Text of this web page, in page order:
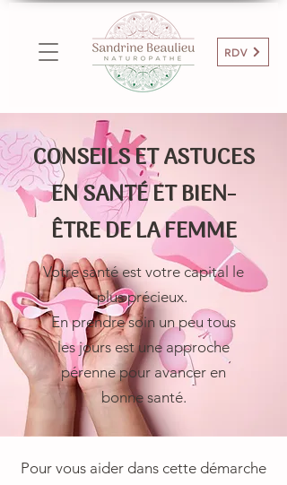
RDV
CONSEILS ET ASTUCES
EN SANTÉ ET BIEN-
ÊTRE DE LA FEMME
Votre santé est votre capital le
plus précieux.
En prendre soin un peu tous
les jours est une approche
pérenne pour avancer en
bonne santé.
Pour vous aider dans cette démarche